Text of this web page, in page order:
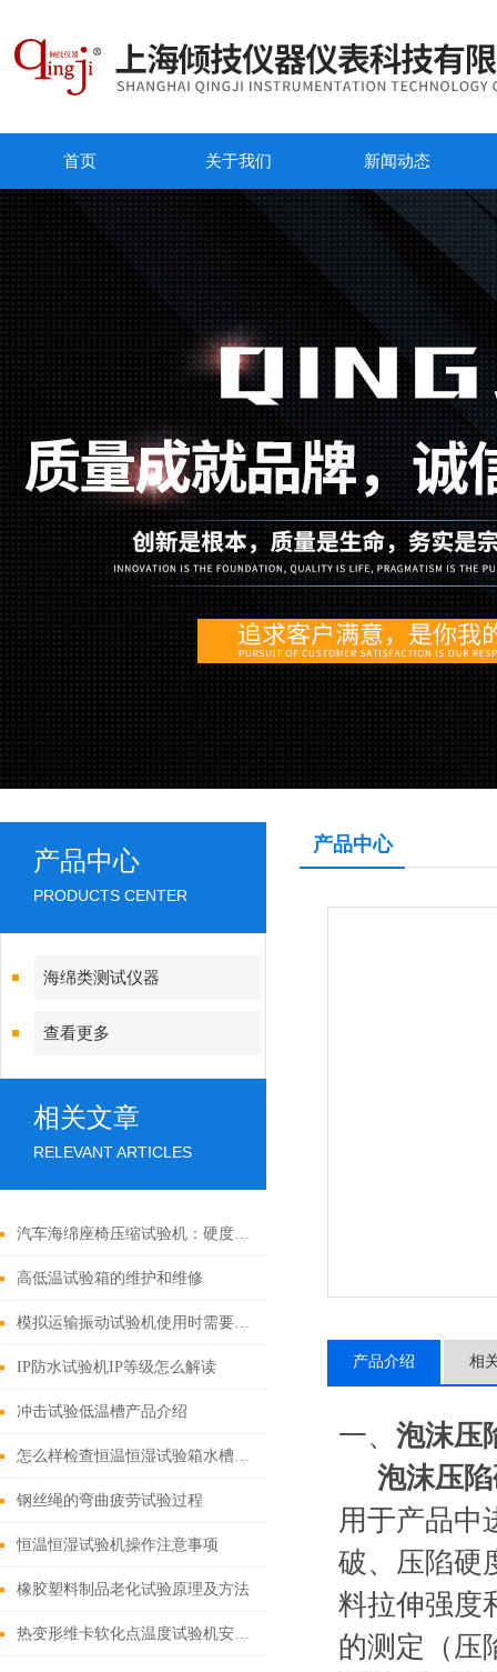
首页 关于我们 新闻动态
产品中心
PRODUCTS CENTER
海绵类测试仪器
查看更多
相关文章
RELEVANT ARTICLES
汽车海绵座椅压缩试验机：硬度、回弹与疲劳
高低温试验箱的维护和维修
模拟运输振动试验机使用时需要注意事项
IP防水试验机IP等级怎么解读
冲击试验低温槽产品介绍
怎么样检查恒温恒湿试验箱水槽滴水原因?
钢丝绳的弯曲疲劳试验过程
恒温恒湿试验机操作注意事项
橡胶塑料制品老化试验原理及方法
热变形维卡软化点温度试验机安装方法
产品中心
产品介绍 相
一、 泡沫压
泡沫压
用于产品中
破、压陷硬
料拉伸强度
的测定（压